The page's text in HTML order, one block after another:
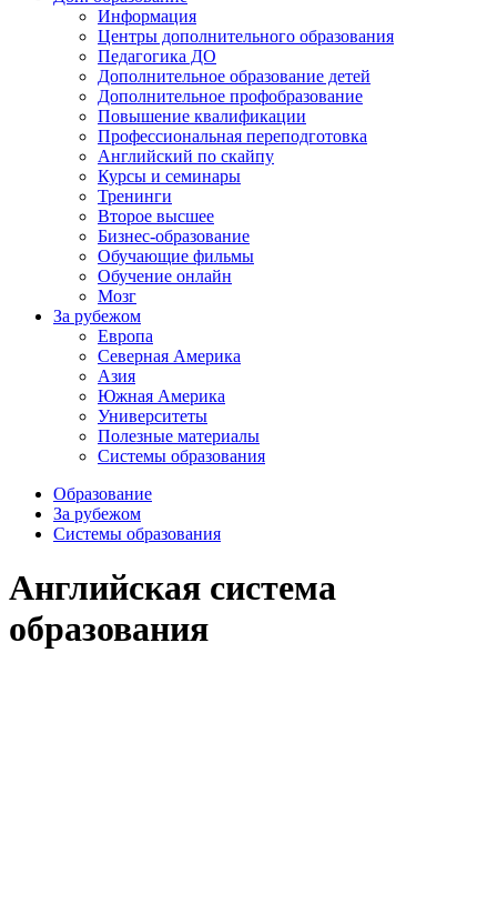
Информация
Центры дополнительного образования
Педагогика ДО
Дополнительное образование детей
Дополнительное профобразование
Повышение квалификации
Профессиональная переподготовка
Английский по скайпу
Курсы и семинары
Тренинги
Второе высшее
Бизнес-образование
Обучающие фильмы
Обучение онлайн
Мозг
За рубежом
Европа
Северная Америка
Азия
Южная Америка
Университеты
Полезные материалы
Системы образования
Образование
За рубежом
Системы образования
Английская система
образования